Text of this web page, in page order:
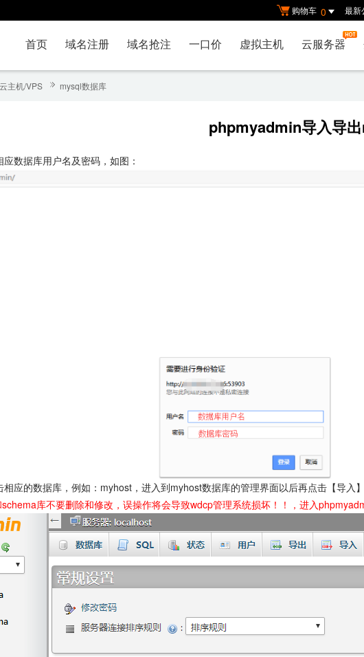
购物车 0 最新
首页 域名注册 域名抢注 一口价 虚拟主机 云服务器
云主机/VPS mysql数据库
phpmyadmin导入导
数据库用户名及密码，如图：
应的数据库，例如：myhost，进入到myhost数据库的管理界面以后再点击【导入】
库不要删除和修改，误操作将会导致wdcp管理系统损坏！！，进入